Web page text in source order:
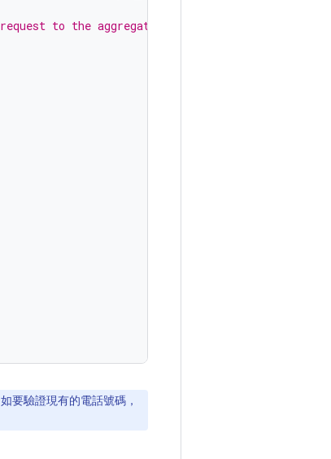
to the aggregator.
要驗證現有的電話號碼，